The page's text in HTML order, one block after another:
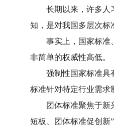
长期以来，许多人习
知，是对我国多层次标
事实上，国家标准、
非简单的权威性高低。
强制性国家标准具有
标准针对特定行业需求
团体标准聚焦于新兴
短板、团体标准促创新”